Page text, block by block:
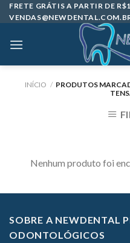
Skip
to
FRETE GRÁTIS A PARTIR DE
INÍCIO / PRODUTOS
Nenhum produto foi
SOBRE A NEWDENTAL
ODONTOLÓGICOS